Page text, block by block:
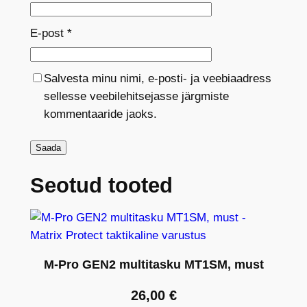
E-post *
Salvesta minu nimi, e-posti- ja veebiaadress
sellesse veebilehitsejasse järgmiste
kommentaaride jaoks.
Seotud tooted
M-Pro GEN2 multitasku MT1SM, must
26,00 €